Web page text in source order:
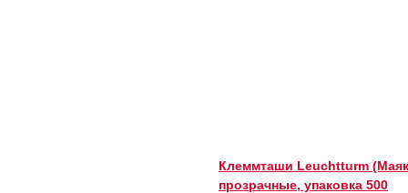
Клеммташи Leuchtturm
прозрачные, упаковка 500